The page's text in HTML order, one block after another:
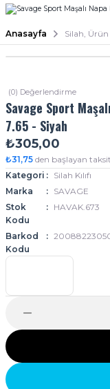
Anasayfa Silah, Ürün
(0) Değerlendirme
Savage Sport
7.65 - Siyah
₺305,00
₺31,75 den başlayan
Kategori
Silah Kılıfı
Marka
SAVAGE
Stok
Kodu
HAVAK.673
Barkod
Kodu